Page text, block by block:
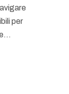
per